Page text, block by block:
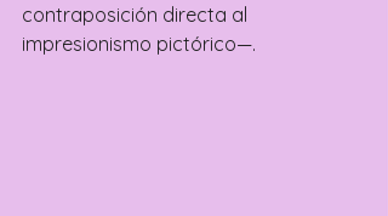
contraposición directa al
impresionismo pictórico—.